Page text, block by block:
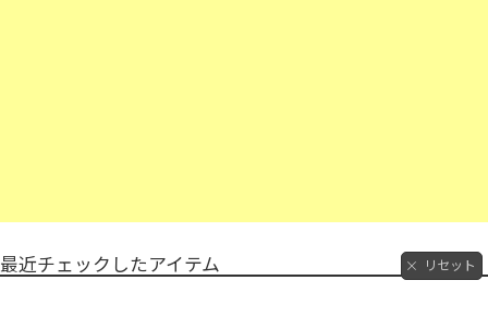
最近チェックしたアイテム リセット